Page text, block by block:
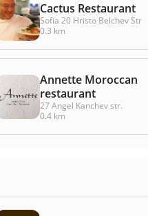
Cactus Restaurant
Sofia 20 Hristo Belchev Str
0.3 km
Annette Moroccan
restaurant
27 Angel Kanchev str.
0.4 km